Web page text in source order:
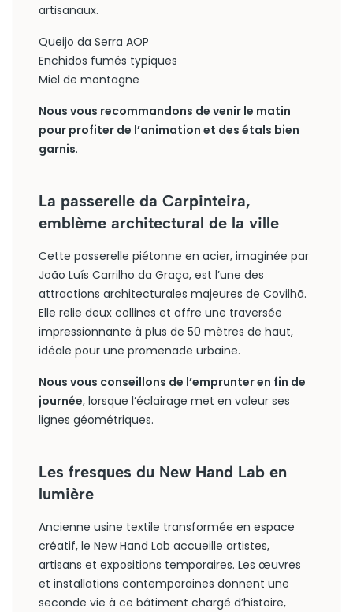
artisanaux.
Queijo da Serra AOP
Enchidos fumés typiques
Miel de montagne
Nous vous recommandons de venir le matin
pour profiter de l’animation et des étals bien
garnis.
La passerelle da Carpinteira,
emblème architectural de la ville
Cette passerelle piétonne en acier, imaginée par
João Luís Carrilho da Graça, est l’une des
attractions architecturales majeures de Covilhã.
Elle relie deux collines et offre une traversée
impressionnante à plus de 50 mètres de haut,
idéale pour une promenade urbaine.
Nous vous conseillons de l’emprunter en fin de
journée, lorsque l’éclairage met en valeur ses
lignes géométriques.
Les fresques du New Hand Lab en
lumière
Ancienne usine textile transformée en espace
créatif, le New Hand Lab accueille artistes,
artisans et expositions temporaires. Les œuvres
et installations contemporaines donnent une
seconde vie à ce bâtiment chargé d’histoire,